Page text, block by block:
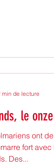
le
ont
fort
Des...
min de lecture